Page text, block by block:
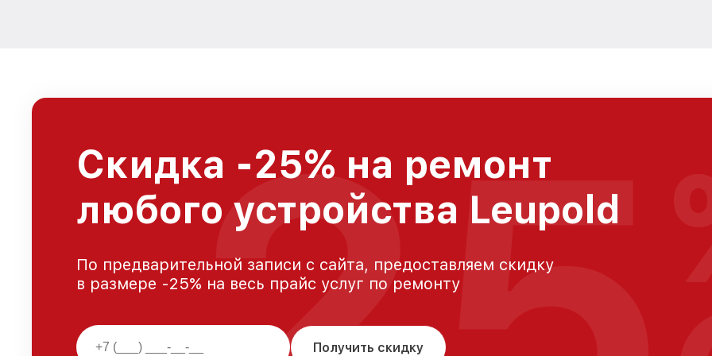
Скидка -25% на ремонт
любого устройства Leupold
По предварительной записи с сайта, предоставляем скидку
в размере -25% на весь прайс услуг по ремонту
Получить скидку